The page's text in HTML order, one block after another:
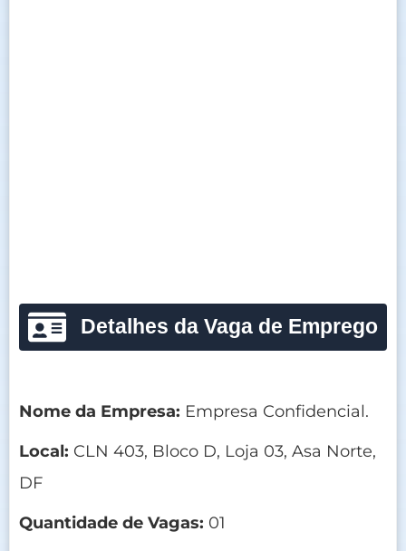
Detalhes da Vaga de Emprego
Nome da Empresa: Empresa Confidencial.
Local: CLN 403, Bloco D, Loja 03, Asa Norte,
DF
Quantidade de Vagas: 01